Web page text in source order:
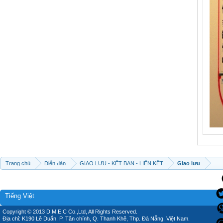
Trang chủ Diễn đàn GIAO LƯU - KẾT BẠN - LIÊN KẾT Giao lưu
Tiếng Việt
Copyright © 2013 D.M.E.C Co.,Ltd, All Rights Reserved.
Địa chỉ: K190 Lê Duẩn, P. Tân chính, Q. Thanh Khê, Thp. Đà Nẵng, Việt Nam.